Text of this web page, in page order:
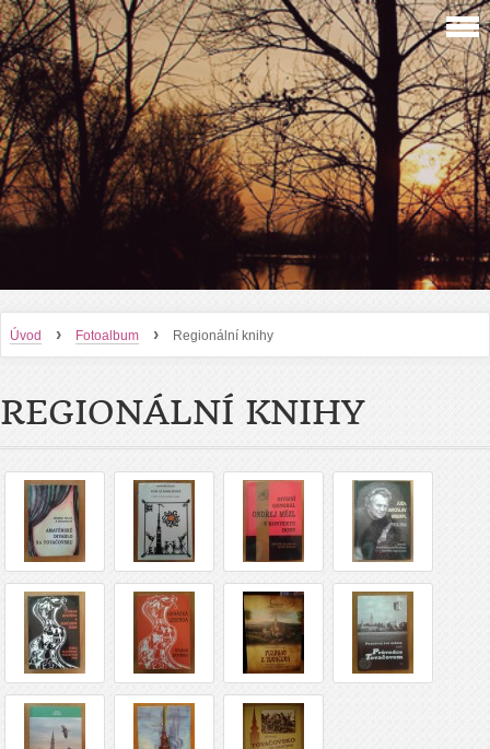
Úvod › Fotoalbum › Regionální knihy
REGIONÁLNÍ KNIHY